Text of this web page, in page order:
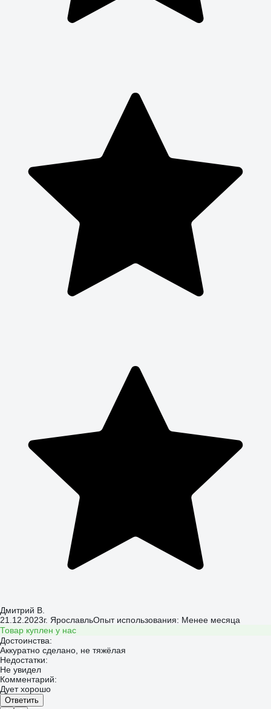
Дмитрий В.
21.12.2023г. ЯрославльОпыт использования: Менее месяца
Товар куплен у нас
Достоинства:
Аккуратно сделано, не тяжёлая
Недостатки:
Не увидел
Комментарий:
Дует хорошо
Ответить